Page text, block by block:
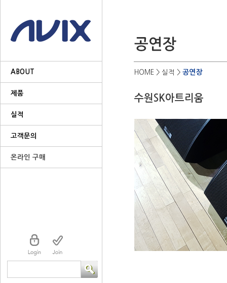
ABOUT
제품
실적
고객문의
온라인 구매
HOME > 실적 > 공연장
수원SK아트리움